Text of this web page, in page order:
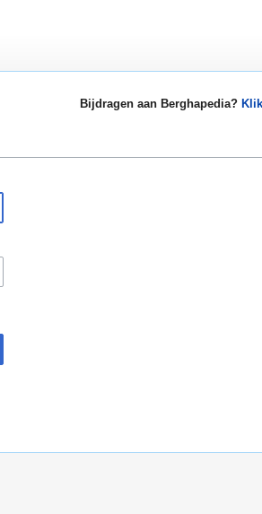
Bijdragen aan Berghapedia?